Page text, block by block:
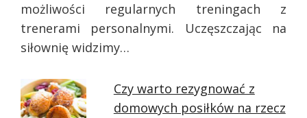
możliwości regularnych treningach z
trenerami personalnymi. Uczęszczając na
siłownię widzimy…
Czy warto rezygnować z
domowych posiłków na rzecz